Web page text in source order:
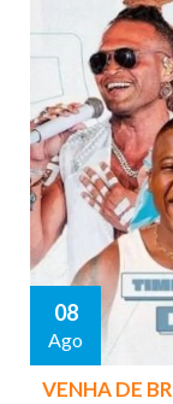
08
Ago
VENHA DE